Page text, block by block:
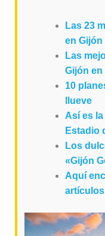
Las 23
en Gijón
Las
Gijón en
10
llueve
Así es
Estadio
Los
«Gijón
Aquí